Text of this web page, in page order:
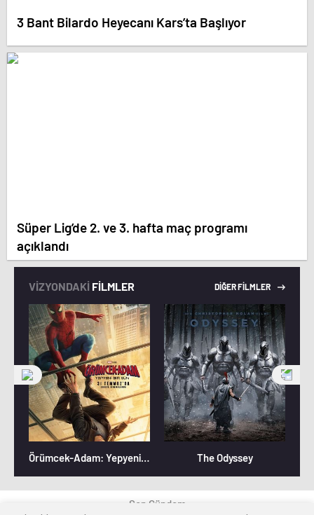
3 Bant Bilardo Heyecanı Kars’ta Başlıyor
Süper Lig’de 2. ve 3. hafta maç programı
açıklandı
VİZYONDAKİ FİLMLER DİĞER FİLMLER
Örümcek-Adam: Yepyeni Bir Gün The Odyssey
Son Gündem